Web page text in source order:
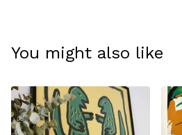
You might also like